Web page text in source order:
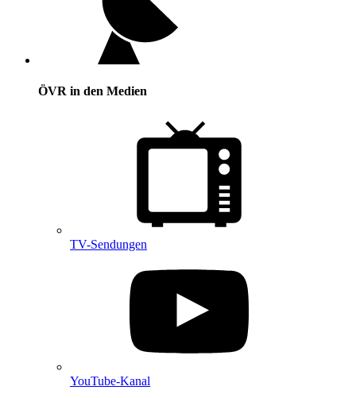
ÖVR in den Medien
TV-Sendungen
YouTube-Kanal